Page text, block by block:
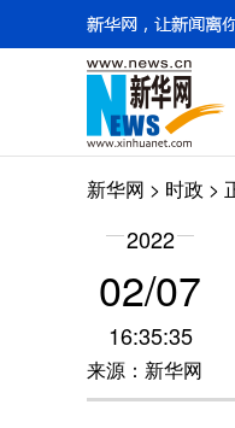
新华网 > 时政 >
2022
02/07
16:35:35
来源：新华网